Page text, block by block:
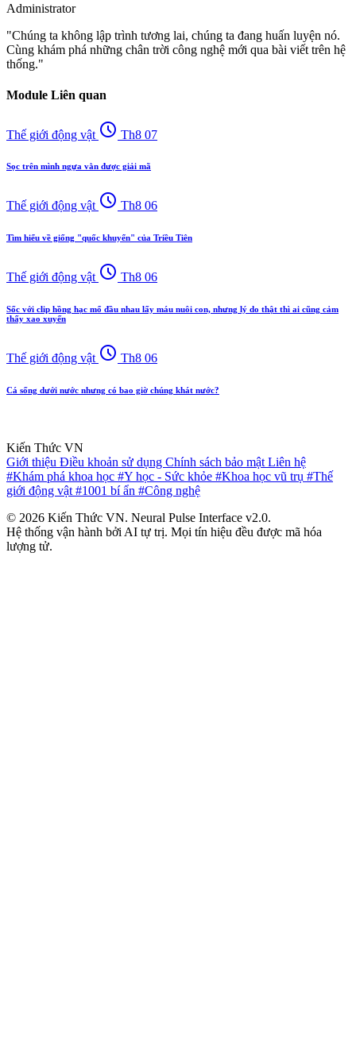
Administrator
"Chúng ta không lập trình tương lai, chúng ta đang huấn luyện nó.
Cùng khám phá những chân trời công nghệ mới qua bài viết trên hệ
thống."
Module Liên quan
Thế giới động vật schedule Th8 07
Sọc trên mình ngựa vằn được giải mã
Thế giới động vật schedule Th8 06
Tìm hiểu về giống "quốc khuyển" của Triều Tiên
Thế giới động vật schedule Th8 06
Sốc với clip hồng hạc mổ đầu nhau lấy máu nuôi con, nhưng lý do thật thì ai cũng cảm
thấy xao xuyến
Thế giới động vật schedule Th8 06
Cá sống dưới nước nhưng có bao giờ chúng khát nước?
Kiến Thức VN
Giới thiệu Điều khoản sử dụng Chính sách bảo mật Liên hệ
#Khám phá khoa học #Y học - Sức khỏe #Khoa học vũ trụ #Thế
giới động vật #1001 bí ẩn #Công nghệ
© 2026 Kiến Thức VN. Neural Pulse Interface v2.0.
Hệ thống vận hành bởi AI tự trị. Mọi tín hiệu đều được mã hóa
lượng tử.